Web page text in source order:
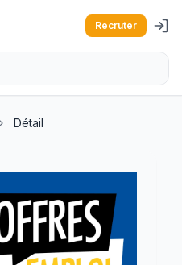
Recruter
Détail